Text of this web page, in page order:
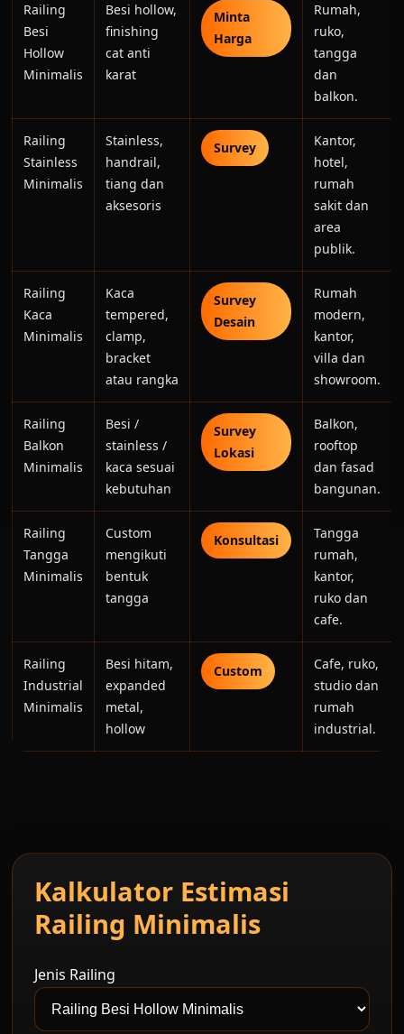
Railing
Besi
Hollow
Minimalis
Besi hollow,
finishing
cat anti
karat
Minta
Harga
Rumah,
ruko,
tangga
dan
balkon.
Railing
Stainless
Minimalis
Stainless,
handrail,
tiang dan
aksesoris
Survey
Kantor,
hotel,
rumah
sakit dan
area
publik.
Railing
Kaca
Minimalis
Kaca
tempered,
clamp,
bracket
atau rangka
Survey
Desain
Rumah
modern,
kantor,
villa dan
showroom.
Railing
Balkon
Minimalis
Besi /
stainless /
kaca sesuai
kebutuhan
Survey
Lokasi
Balkon,
rooftop
dan fasad
bangunan.
Railing
Tangga
Minimalis
Custom
mengikuti
bentuk
tangga
Konsultasi
Tangga
rumah,
kantor,
ruko dan
cafe.
Railing
Industrial
Minimalis
Besi hitam,
expanded
metal,
hollow
Custom
Cafe, ruko,
studio dan
rumah
industrial.
Kalkulator Estimasi
Railing Minimalis
Jenis Railing